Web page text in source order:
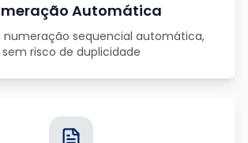
Automática
numeração sequencial automática,
sem risco de duplicidade